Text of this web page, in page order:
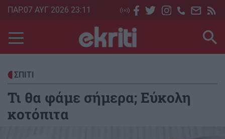
Skip
main
content
ΠΑΡ.07 ΑΥΓ 2026 23:11
ΣΠΙΤΙ
Τι θα φάμε σήμερα; Εύκολη
κοτόπιτα